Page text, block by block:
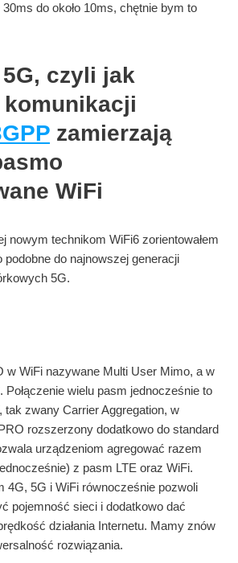
do około 10ms, chętnie bym to
czyli jak
zamierzają
WiFi
nowym technikom WiFi6 zorientowałem
podobne do najnowszej generacji
5G.
w WiFi nazywane Multi User Mimo, a w
wielu pasm jednocześnie to
tak zwany Carrier Aggregation, w
rozszerzony dodatkowo do standard
urządzeniom agregować razem
z pasm LTE oraz WiFi.
4G, 5G i WiFi równocześnie pozwoli
pojemność sieci i dodatkowo dać
działania Internetu. Mamy znów
rozwiązania.